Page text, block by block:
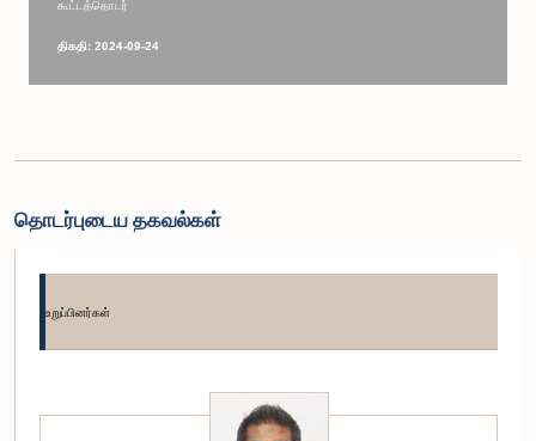
கூட்டத்தொடர்
திகதி: 2024-09-24
தொடர்புடைய தகவல்கள்
உறுப்பினர்கள்